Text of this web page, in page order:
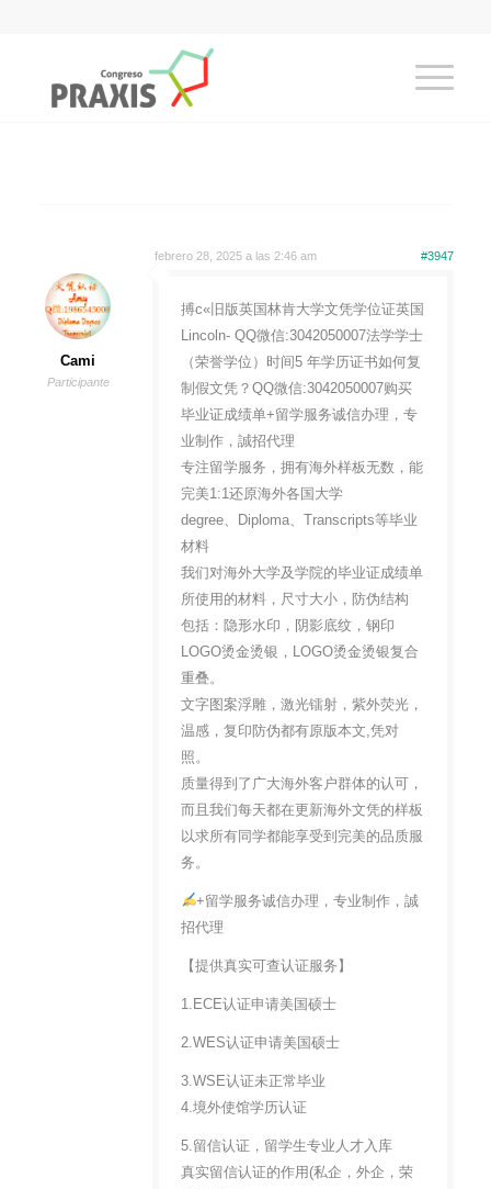
febrero 28, 2025 a las 2:46 am #3947
Cami
Participante
搏c«旧版英国林肯大学文凭学位证英国
Lincoln- QQ微信:3042050007法学学士
（荣誉学位）时间5 年学历证书如何复
制假文凭？QQ微信:3042050007购买
毕业证成绩单+留学服务诚信办理，专
业制作，誠招代理
专注留学服务，拥有海外样板无数，能
完美1:1还原海外各国大学
degree、Diploma、Transcripts等毕业
材料
我们对海外大学及学院的毕业证成绩单
所使用的材料，尺寸大小，防伪结构
包括：隐形水印，阴影底纹，钢印
LOGO烫金烫银，LOGO烫金烫银复合
重叠。
文字图案浮雕，激光镭射，紫外荧光，
温感，复印防伪都有原版本文,凭对
照。
质量得到了广大海外客户群体的认可，
而且我们每天都在更新海外文凭的样板
以求所有同学都能享受到完美的品质服
务。
+留学服务诚信办理，专业制作，誠
招代理
【提供真实可查认证服务】
1.ECE认证申请美国硕士
2.WES认证申请美国硕士
3.WSE认证未正常毕业
4.境外使馆学历认证
5.留信认证，留学生专业人才入库
真实留信认证的作用(私企，外企，荣